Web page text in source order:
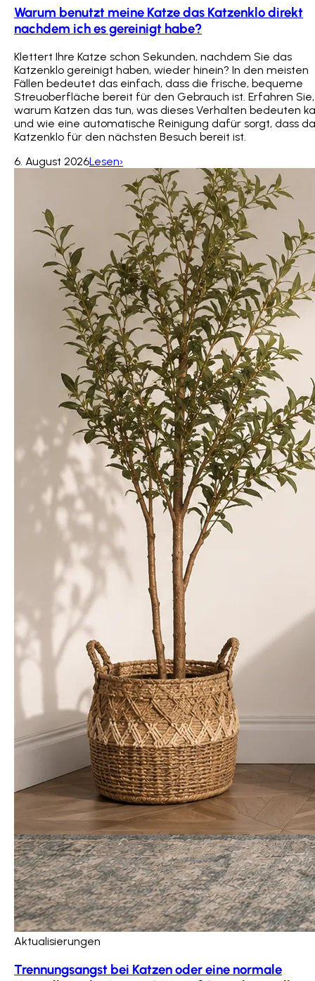
Warum benutzt meine Katze das Katzenklo direkt
nachdem ich es gereinigt habe?
Klettert Ihre Katze schon Sekunden, nachdem Sie das
Katzenklo gereinigt haben, wieder hinein? In den meisten
Fällen bedeutet das einfach, dass die frische, bequeme
Streuoberfläche bereit für den Gebrauch ist. Erfahren Sie,
warum Katzen das tun, was dieses Verhalten bedeuten
und wie eine automatische Reinigung dafür sorgt, dass
Katzenklo für den nächsten Besuch bereit ist.
6. August 2026Lesen›
Aktualisierungen
Trennungsangst bei Katzen oder eine normale